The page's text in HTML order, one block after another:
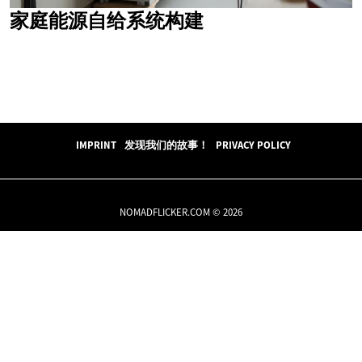
家庭能源自给系统构建
IMPRINT 发现我们的故事！ PRIVACY POLICY
NOMADFLICKER.COM © 2026